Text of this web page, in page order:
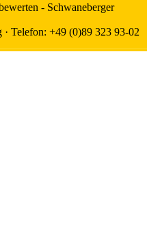
- Schwaneberger
· Telefon: +49 (0)89 323 93-02